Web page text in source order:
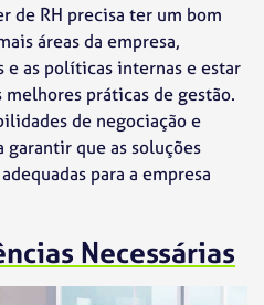
de RH precisa ter um bom
áreas da empresa,
e as políticas internas e estar
práticas de gestão.
de negociação e
que as soluções
para a empresa
Necessárias